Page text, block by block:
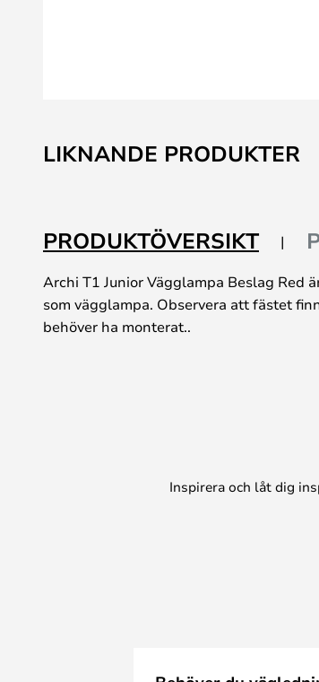
början
LIKNANDE PRODUKTER
PRODUKTÖVERSIKT
Archi T1 Junior Vägglampa Beslag Red
som vägglampa. Observera att fästet
behöver ha monterat..
Inspirera och låt dig